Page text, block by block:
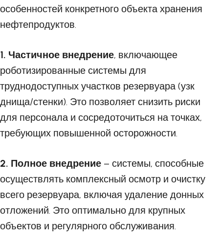
особенностей конкретного объекта хранения
нефтепродуктов.
1. Частичное внедрение, включающее
роботизированные системы для
труднодоступных участков резервуара (узк
днища/стенки). Это позволяет снизить риски
для персонала и сосредоточиться на точках,
требующих повышенной осторожности.
2. Полное внедрение – системы, способные
осуществлять комплексный осмотр и очистку
всего резервуара, включая удаление донных
отложений. Это оптимально для крупных
объектов и регулярного обслуживания.